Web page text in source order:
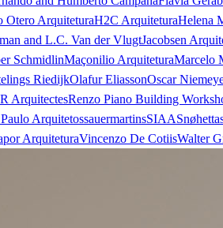
Otero ArquiteturaH2C ArquiteturaHelena
and L.C. Van der VlugtJacobsen
SchmidlinMaçonilio ArquiteturaMarcelo
RiedijkOlafur EliassonOscar
ArquitectesRenzo Piano Building
ArquitetossauermartinsSIAASnøhetta
ArquiteturaVincenzo De CotiisWalter